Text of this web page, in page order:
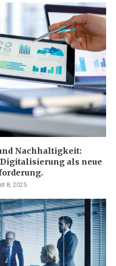
Nachhaltigkeit:
als neue
8, 2025